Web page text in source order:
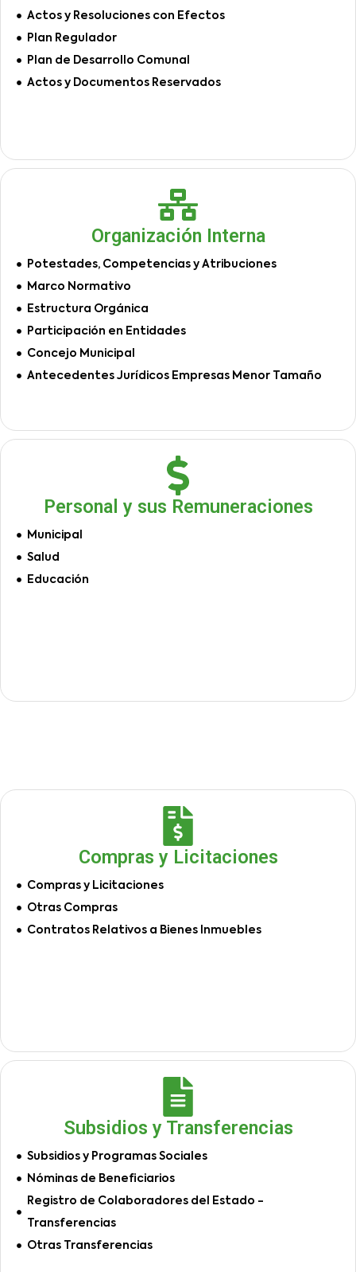
Actos y Resoluciones con Efectos
Plan Regulador
Plan de Desarrollo Comunal
Actos y Documentos Reservados
Organización Interna
Potestades, Competencias y Atribuciones
Marco Normativo
Estructura Orgánica
Participación en Entidades
Concejo Municipal
Antecedentes Jurídicos Empresas Menor Tamaño
Personal y sus Remuneraciones
Municipal
Salud
Educación
Compras y Licitaciones
Compras y Licitaciones
Otras Compras
Contratos Relativos a Bienes Inmuebles
Subsidios y Transferencias
Subsidios y Programas Sociales
Nóminas de Beneficiarios
Registro de Colaboradores del Estado -
Transferencias
Otras Transferencias